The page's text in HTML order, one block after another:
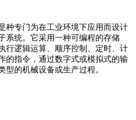
种专门为在工业环境下应用而设计
系统。它采用一种可编程的存储
行逻辑运算、顺序控制、定时、计
的指令，通过数字式或模拟式的输
型的机械设备或生产过程。